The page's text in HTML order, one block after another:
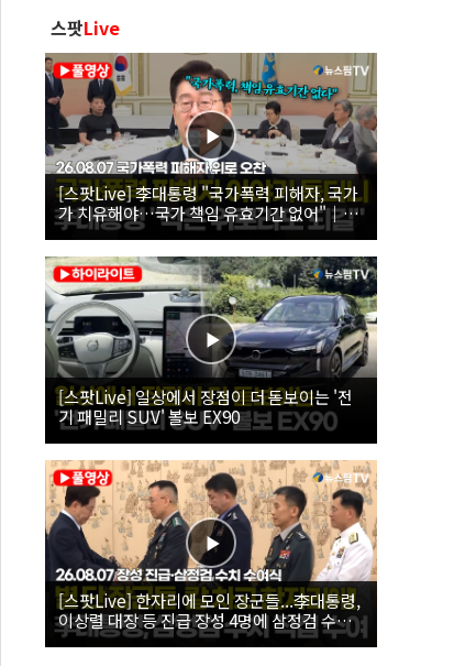
스팟Live
[스팟Live] 李대통령 "국가폭력 피해자, 국가
가 치유해야…국가 책임 유효기간 없어"｜
26.08.07 국가폭력 피해자 위로 오찬
[스팟Live] 일상에서 장점이 더 돋보이는 '전
기 패밀리 SUV' 볼보 EX90
[스팟Live] 한자리에 모인 장군들...李대통령,
이상렬 대장 등 진급 장성 4명에 삼정검 수치
직접 수여｜26.08.07 장성 진급·삼정검 수치